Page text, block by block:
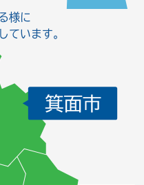
様に
ています。